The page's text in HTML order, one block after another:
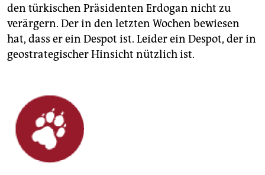
den türkischen Präsidenten Erdogan nicht zu
verärgern. Der in den letzten Wochen bewiesen
hat, dass er ein Despot ist. Leider ein Despot, der in
geostrategischer Hinsicht nützlich ist.